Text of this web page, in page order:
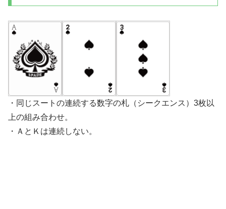
・同じスートの連続する数字の札（シークエンス）3枚以
上の組み合わせ。
・ＡとＫは連続しない。